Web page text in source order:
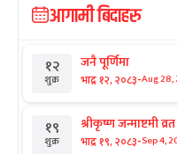
आगामी बिदाहरु
१२
शुक्र
जनै पूर्णिमा
भाद्र १२, २०८३-Aug 28,
१९
शुक्र
श्रीकृष्ण जन्माष्टमी व्रत
भाद्र १९, २०८३-Sep 4,